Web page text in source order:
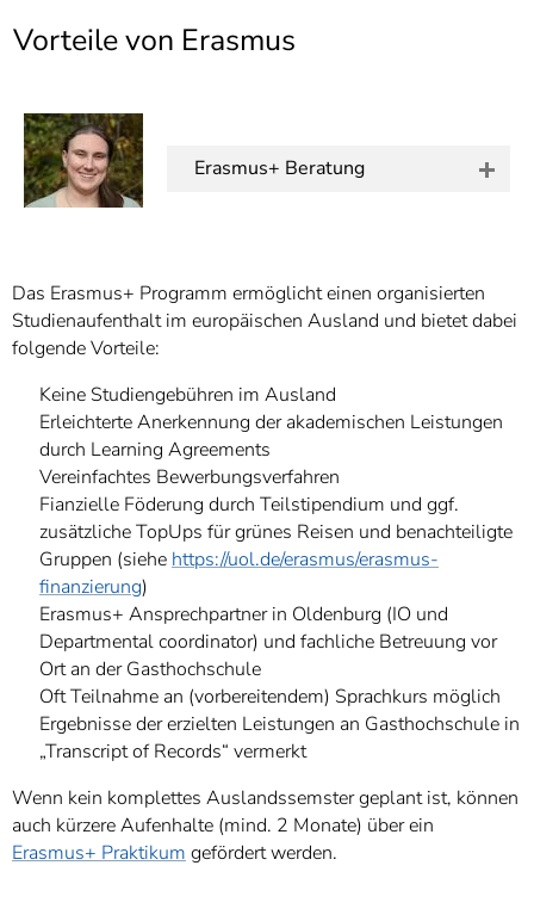
Informationen zur
Vorteile von Erasmus
Erasmus+ Beratung
Das Erasmus+ Programm ermöglicht einen organisierten
Studienaufenthalt im europäischen Ausland und bietet dabei
folgende Vorteile:
Keine Studiengebühren im Ausland
Erleichterte Anerkennung der akademischen Leistungen
durch Learning Agreements
Vereinfachtes Bewerbungsverfahren
Fianzielle Föderung durch Teilstipendium und ggf.
zusätzliche TopUps für grünes Reisen und benachteiligte
Gruppen (siehe https://uol.de/erasmus/erasmus-
finanzierung)
Erasmus+ Ansprechpartner in Oldenburg (IO und
Departmental coordinator) und fachliche Betreuung vor
Ort an der Gasthochschule
Oft Teilnahme an (vorbereitendem) Sprachkurs möglich
Ergebnisse der erzielten Leistungen an Gasthochschule in
„Transcript of Records“ vermerkt
Wenn kein komplettes Auslandssemster geplant ist, können
auch kürzere Aufenhalte (mind. 2 Monate) über ein
Erasmus+ Praktikum gefördert werden.